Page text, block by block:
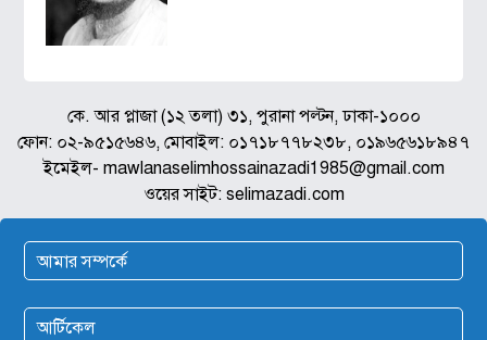
কে. আর প্লাজা (১২ তলা) ৩১, পুরানা পল্টন, ঢাকা-১০০০
ফোন: ০২-৯৫১৫৬৪৬, মোবাইল: ০১৭১৮৭৭৮২৩৮, ০১৯৬৫৬১৮৯৪৭
ইমেইল- mawlanaselimhossainazadi1985@gmail.com
ওয়ের সাইট: selimazadi.com
আমার সম্পর্কে
আর্টিকেল